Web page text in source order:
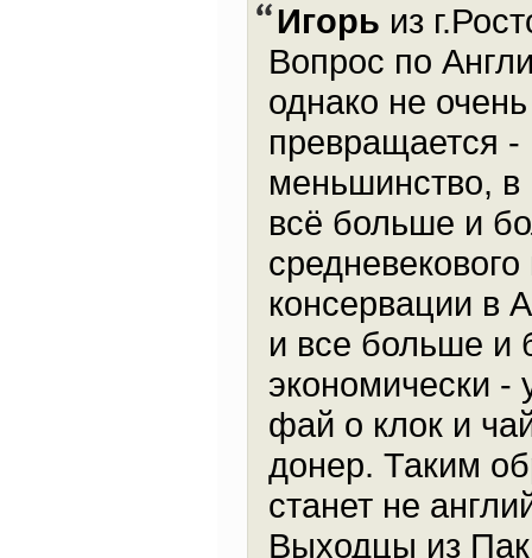
Игорь из
Вопрос по
однако не
превращается -
меньшинство, в
всё больше и
консервации в
и все больше и
экономически
фай о клок и
донер. Таким
станет не
Выходцы из